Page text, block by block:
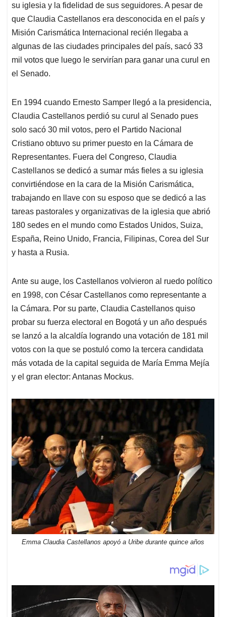
su iglesia y la fidelidad de sus seguidores. A pesar de
que Claudia Castellanos era desconocida en el país y
Misión Carismática Internacional recién llegaba a
algunas de las ciudades principales del país, sacó 33
mil votos que luego le servirían para ganar una curul en
el Senado.
En 1994 cuando Ernesto Samper llegó a la presidencia,
Claudia Castellanos perdió su curul al Senado pues
solo sacó 30 mil votos, pero el Partido Nacional
Cristiano obtuvo su primer puesto en la Cámara de
Representantes. Fuera del Congreso, Claudia
Castellanos se dedicó a sumar más fieles a su iglesia
convirtiéndose en la cara de la Misión Carismática,
trabajando en llave con su esposo que se dedicó a las
tareas pastorales y organizativas de la iglesia que abrió
180 sedes en el mundo como Estados Unidos, Suiza,
España, Reino Unido, Francia, Filipinas, Corea del Sur
y hasta a Rusia.
Ante su auge, los Castellanos volvieron al ruedo político
en 1998, con César Castellanos como representante a
la Cámara. Por su parte, Claudia Castellanos quiso
probar su fuerza electoral en Bogotá y un año después
se lanzó a la alcaldía logrando una votación de 181 mil
votos con la que se postuló como la tercera candidata
más votada de la capital seguida de María Emma Mejía
y el gran elector: Antanas Mockus.
Emma Claudia Castellanos apoyó a Uribe durante quince años